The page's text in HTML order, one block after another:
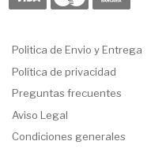
Politica de Envio y Entrega
Política de privacidad
Preguntas frecuentes
Aviso Legal
Condiciones generales